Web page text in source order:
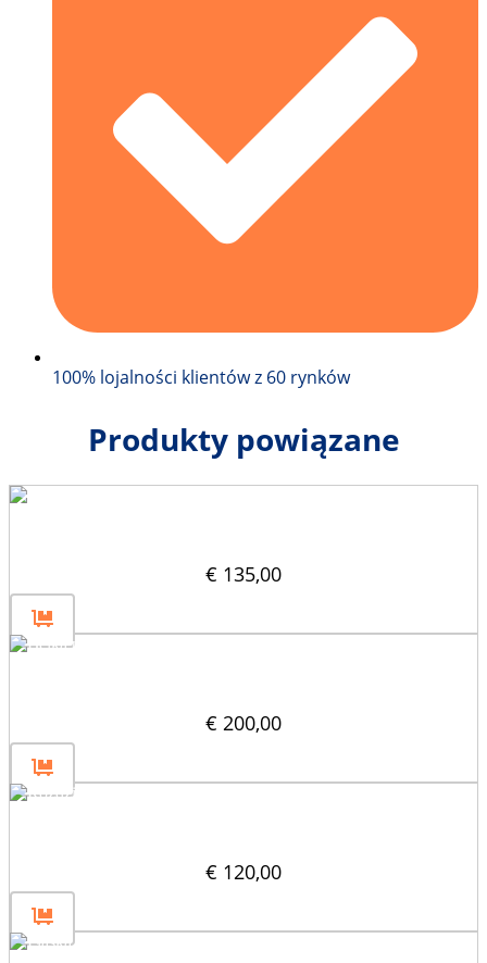
100% lojalności klientów z 60 rynków
Produkty powiązane
€ 135,00
€ 200,00
€ 120,00